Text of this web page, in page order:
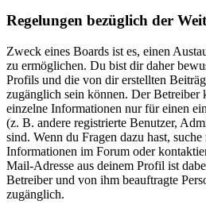
Regelungen bezüglich der
Zweck eines Boards ist es, einen
zu ermöglichen. Du bist dir daher
Profils und die von dir erstellten
zugänglich sein können. Der Betreiber
einzelne Informationen nur für einen
(z. B. andere registrierte Benutzer,
sind. Wenn du Fragen dazu hast, suche
Informationen im Forum oder
Mail-Adresse aus deinem Profil ist
Betreiber und von ihm beauftragte
zugänglich.